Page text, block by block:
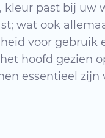
kleur past bij uw
wat ook
voor gebruik
hoofd gezien
essentieel zijn